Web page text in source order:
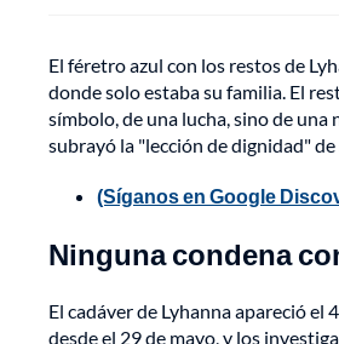
El féretro azul con los restos de
donde solo estaba su familia. El
símbolo, de una lucha, sino de una
subrayó la "lección de dignidad"
(Síganos en Google
Ninguna condena
El cadáver de Lyhanna apareció el
desde el 29 de mayo, y los